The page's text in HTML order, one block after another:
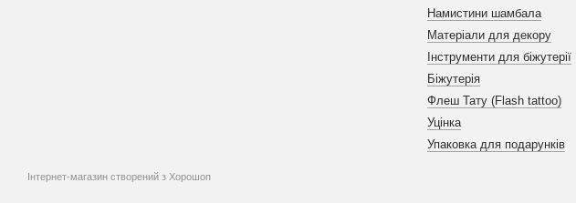
Інтернет-магазин створений з Хорошоп
Намистини шамбала
Матеріали для декору
Інструменти для біжутерії
Біжутерія
Флеш Тату (Flash tattoo)
Уцінка
Упаковка для подарунків